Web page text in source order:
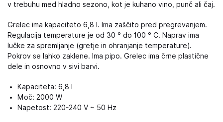
v trebuhu med hladno sezono, kot je kuhano vino, punč ali čaj.
Grelec ima kapaciteto 6,8 l. Ima zaščito pred pregrevanjem.
Regulacija temperature je od 30 ° do 100 ° C. Naprav ima
lučke za spremljanje (gretje in ohranjanje temperature).
Pokrov se lahko zaklene. Ima pipo. Grelec ima črne plastične
dele in osnovno v sivi barvi.
Kapaciteta: 6,8 l
Moč: 2000 W
Napetost: 220-240 V ~ 50 Hz